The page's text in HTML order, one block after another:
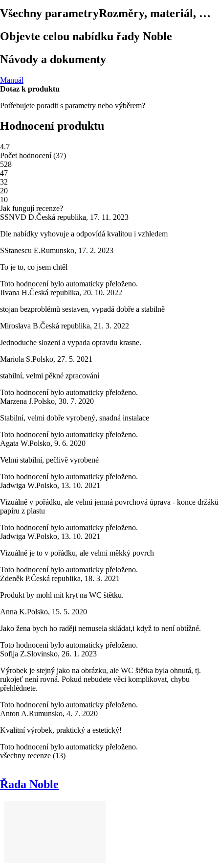
Všechny parametryRozměry, materiál, …
Objevte celou nabídku řady Noble
Návody a dokumenty
Manuál
Dotaz k produktu
Potřebujete poradit s parametry nebo výběrem?
Hodnocení produktu
4.7
Počet hodnocení(37)
528
47
32
20
10
Jak fungují recenze?
SSNVD D.Česká republika, 17. 11. 2023
Dle nabídky vyhovuje a odpovídá kvalitou i vzhledem
SStanescu E.Rumunsko, 17. 2. 2023
To je to, co jsem chtěl
Toto hodnocení bylo automaticky přeloženo.
IIvana H.Česká republika, 20. 10. 2022
stojan bezproblémů sestaven, vypadá dobře a stabilně
Miroslava B.Česká republika, 21. 3. 2022
Jednoduche slozeni a vypada opravdu krasne.
Mariola S.Polsko, 27. 5. 2021
stabilní, velmi pěkné zpracování
Toto hodnocení bylo automaticky přeloženo.
Marzena J.Polsko, 30. 7. 2020
Stabilní, velmi dobře vyrobený, snadná instalace
Toto hodnocení bylo automaticky přeloženo.
Agata W.Polsko, 9. 6. 2020
Velmi stabilní, pečlivě vyrobené
Toto hodnocení bylo automaticky přeloženo.
Jadwiga W.Polsko, 13. 10. 2021
Vizuálně v pořádku, ale velmi jemná povrchová úprava - konce držáků
papíru z plastu
Toto hodnocení bylo automaticky přeloženo.
Jadwiga W.Polsko, 13. 10. 2021
Vizuálně je to v pořádku, ale velmi měkký povrch
Toto hodnocení bylo automaticky přeloženo.
Zdeněk P.Česká republika, 18. 3. 2021
Produkt by mohl mít kryt na WC štětku.
Anna K.Polsko, 15. 5. 2020
Jako žena bych ho raději nemusela skládat,i když to není obtížné.
Toto hodnocení bylo automaticky přeloženo.
Sofija Z.Slovinsko, 26. 1. 2023
Výrobek je stejný jako na obrázku, ale WC štětka byla ohnutá, tj.
rukojeť není rovná. Pokud nebudete věci komplikovat, chybu
přehlédnete.
Toto hodnocení bylo automaticky přeloženo.
Anton A.Rumunsko, 4. 7. 2020
Kvalitní výrobek, praktický a estetický!
Toto hodnocení bylo automaticky přeloženo.
všechny recenze (13)
Řada Noble